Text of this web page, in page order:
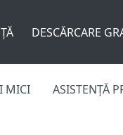
DESCĂRCARE
MICI ASISTENȚĂ